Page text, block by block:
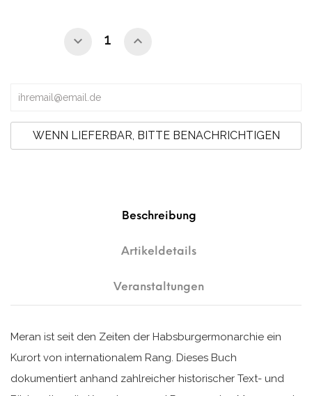
WENN LIEFERBAR, BITTE BENACHRICHTIGEN
Beschreibung
Artikeldetails
Veranstaltungen
Meran ist seit den Zeiten der Habsburgermonarchie ein
Kurort von internationalem Rang. Dieses Buch
dokumentiert anhand zahlreicher historischer Text- und